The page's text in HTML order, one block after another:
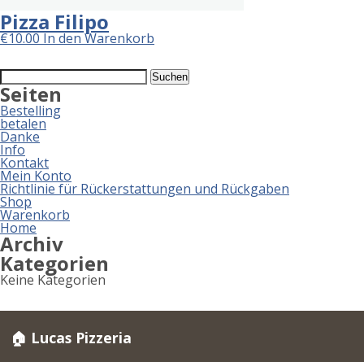
Pizza Filipo
€10.00In den Warenkorb
Suchen
nach:
Seiten
Bestelling
betalen
Danke
Info
Kontakt
Mein Konto
Richtlinie für Rückerstattungen und Rückgaben
Shop
Warenkorb
Home
Archiv
Kategorien
Keine Kategorien
🏠 Lucas Pizzeria